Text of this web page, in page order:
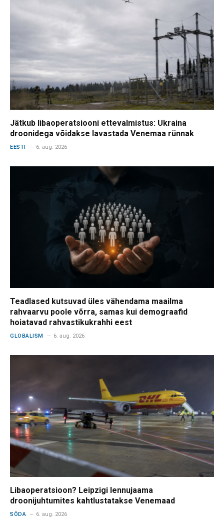
Jätkub libaoperatsiooni ettevalmistus: Ukraina
droonidega võidakse lavastada Venemaa rünnak
EESTI 6. aug. 2026
Teadlased kutsuvad üles vähendama maailma
rahvaarvu poole võrra, samas kui demograafid
hoiatavad rahvastikukrahhi eest
GLOBALISM 6. aug. 2026
Libaoperatsioon? Leipzigi lennujaama
droonijuhtumites kahtlustatakse Venemaad
SÕDA 6. aug. 2026